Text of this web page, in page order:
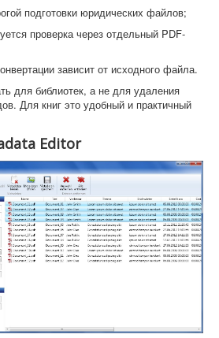
подготовки юридических файлов;
проверка через отдельный PDF-
зависит от исходного файла.
для библиотек, а не для удаления
Для книг это удобный и практичный
Editor